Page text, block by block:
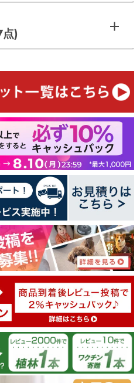
)
レビュー
5つ星中4.73つ星
74
17
3
1
0
ーを書く